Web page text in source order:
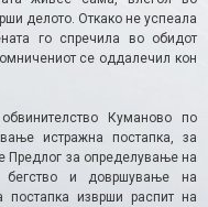
делото. Откако не успеала
го спречила во обидот
се оддалечил кон
Куманово по
истражна постапка, за
Предлог за определување на
бегство и довршување на
постапка изврши распит на